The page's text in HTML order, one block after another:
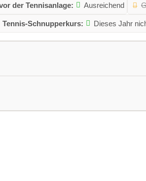
der Tennisanlage: Ausreichend
Tennis-Schnupperkurs: Dieses Jahr